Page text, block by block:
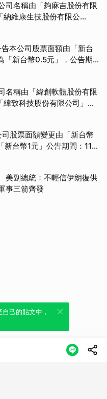
司名稱由「夠麻吉股份有限
納維康生技股份有限公
115年6月29日至115年9
本公司股票面額由「新台
「新台幣0.5元」，公告期
日至115年11月05日。
名稱由「緯創軟體股份有限
緯致科技股份有限公司」，
6月2日至115年9月1日。
股票面額變更由「新台幣
新台幣1元」公告期間：115
10月1日
美副總統：不輕信伊朗復供
事三箭齊發
過發布貼
己的貼文中，